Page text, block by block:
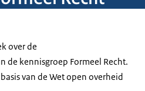
over de
de kennisgroep Formeel Recht.
van de Wet open overheid